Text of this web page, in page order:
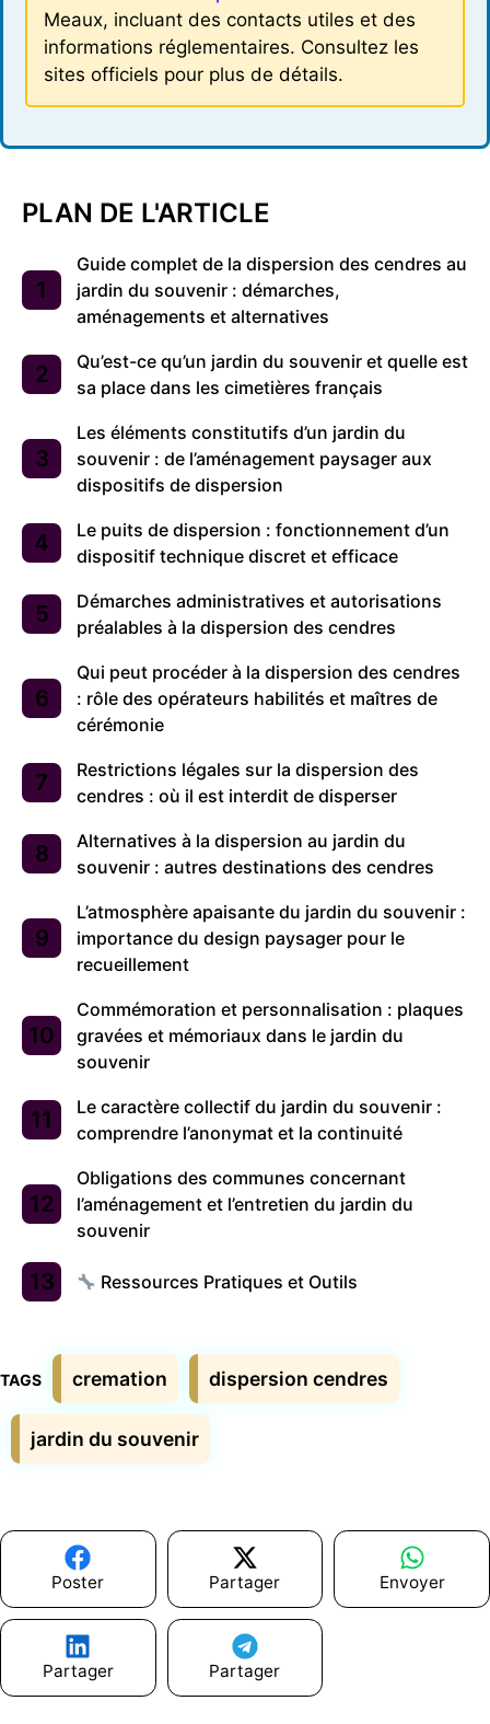
Meaux, incluant des contacts utiles et des
informations réglementaires. Consultez les
sites officiels pour plus de détails.
PLAN DE L'ARTICLE
Guide complet de la dispersion des cendres au
jardin du souvenir : démarches,
aménagements et alternatives
Qu’est-ce qu’un jardin du souvenir et quelle est
sa place dans les cimetières français
Les éléments constitutifs d’un jardin du
souvenir : de l’aménagement paysager aux
dispositifs de dispersion
Le puits de dispersion : fonctionnement d’un
dispositif technique discret et efficace
Démarches administratives et autorisations
préalables à la dispersion des cendres
Qui peut procéder à la dispersion des cendres
: rôle des opérateurs habilités et maîtres de
cérémonie
Restrictions légales sur la dispersion des
cendres : où il est interdit de disperser
Alternatives à la dispersion au jardin du
souvenir : autres destinations des cendres
L’atmosphère apaisante du jardin du souvenir :
importance du design paysager pour le
recueillement
Commémoration et personnalisation : plaques
gravées et mémoriaux dans le jardin du
souvenir
Le caractère collectif du jardin du souvenir :
comprendre l’anonymat et la continuité
Obligations des communes concernant
l’aménagement et l’entretien du jardin du
souvenir
Ressources Pratiques et Outils
Étiquettes
cremation dispersion cendres
jardin du souvenir
Poster Partager Envoyer
Partager Partager